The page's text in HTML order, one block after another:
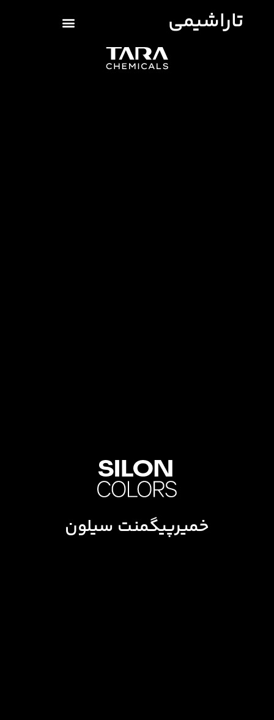
تاراشیمی
خمیرپیگمنت سیلون